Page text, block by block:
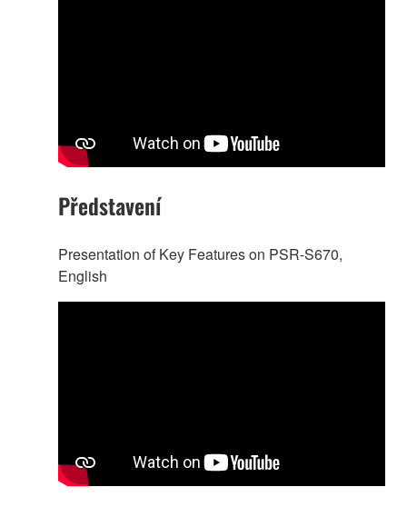
Představení
Presentation of Key Features on PSR-S670,
English